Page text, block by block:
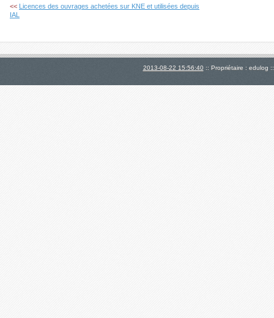
<< Licences des ouvrages achetées sur KNE et utilisées depuis
IAL
2013-08-22 15:56:40:: Propriétaire : edulog